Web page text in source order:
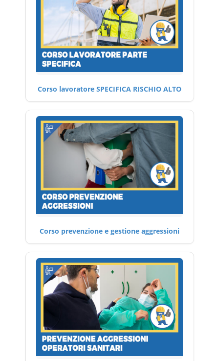
Corso lavoratore SPECIFICA RISCHIO ALTO
Corso prevenzione e gestione aggressioni